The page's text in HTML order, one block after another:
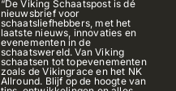
“De Viking Schaatspost is dé
nieuwsbrief voor
schaatsliefhebbers, met het
laatste nieuws, innovaties en
evenementen in de
schaatswereld. Van Viking
schaatsen tot topevenementen
zoals de Vikingrace en het NK
Allround. Blijf op de hoogte van